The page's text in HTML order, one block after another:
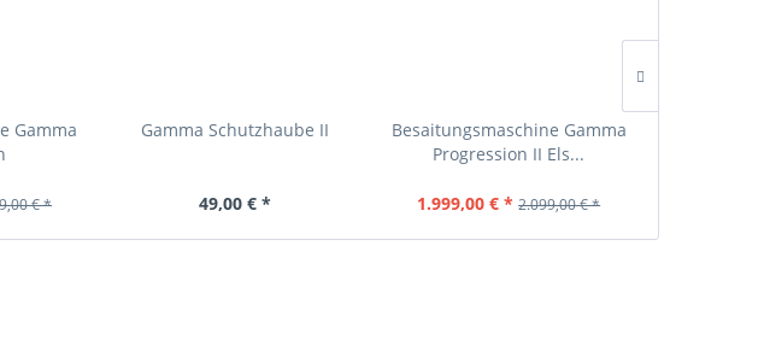
Gamma
€ *
Gamma Schutzhaube II
49,00 € *
Besaitungsmaschine Gamma
Progression II Els...
1.999,00 € * 2.099,00 € *